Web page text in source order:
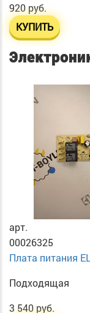
920 руб.
КУПИТЬ
арт.
00026325
Плата питания
Подходящая
3 540 руб.